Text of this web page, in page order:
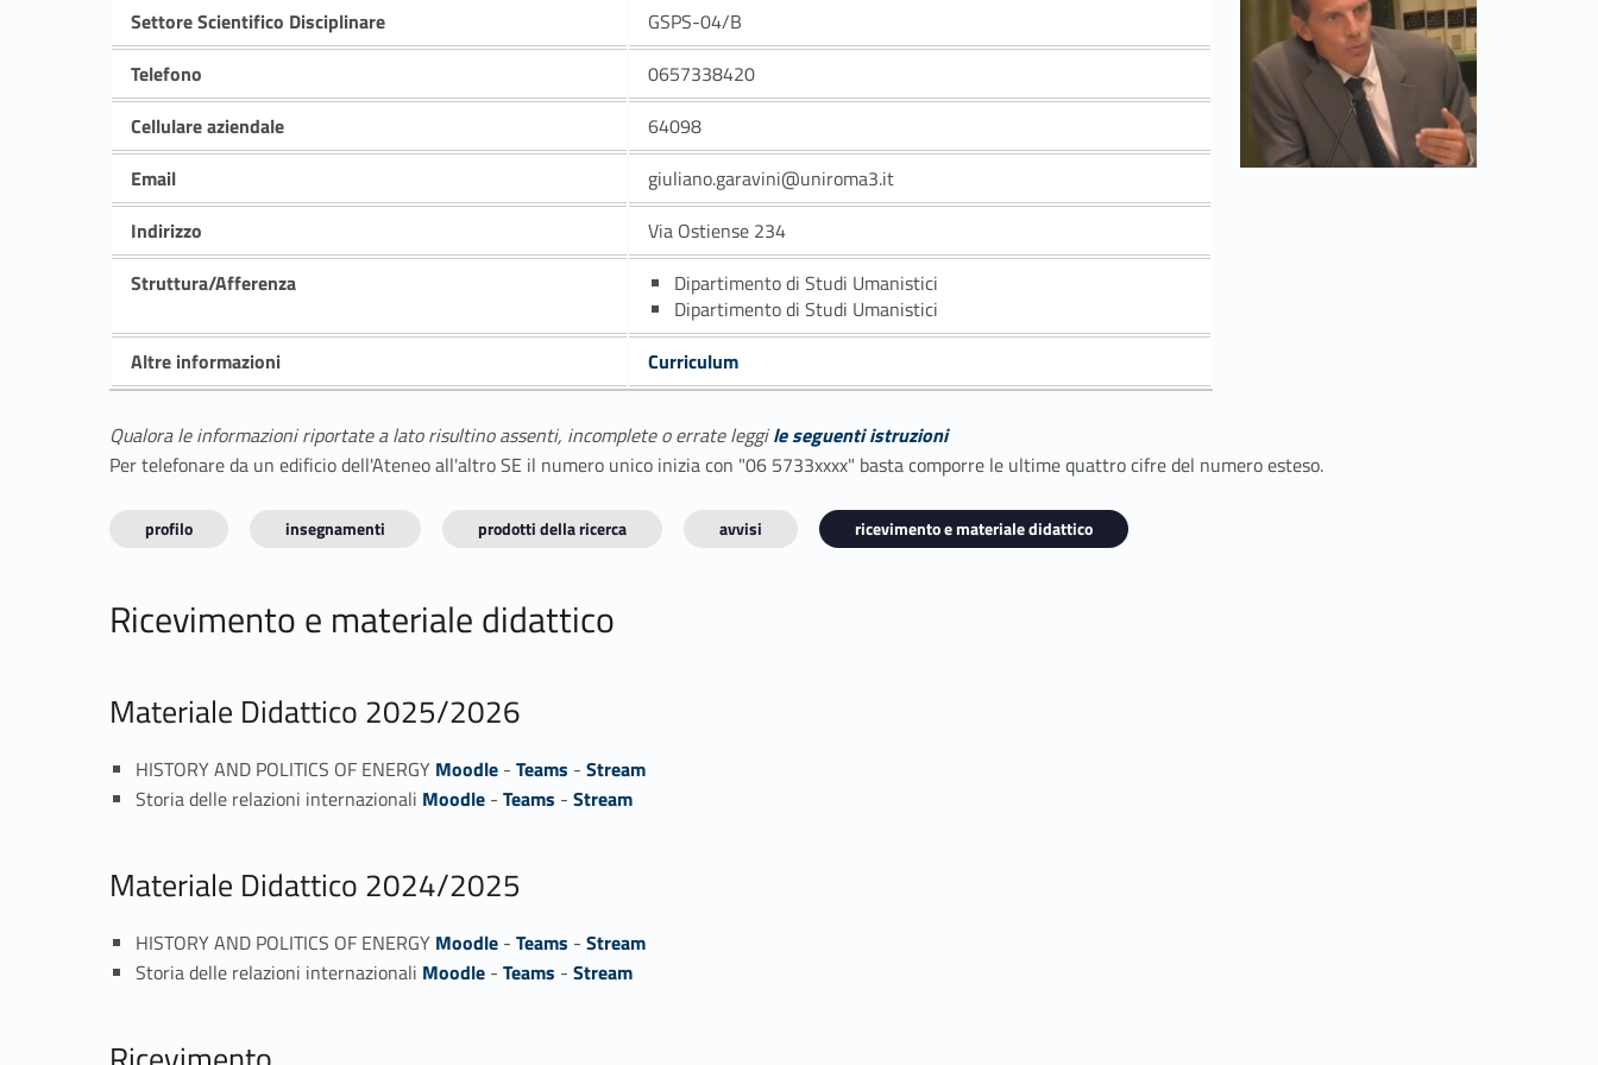
Settore Scientifico Disciplinare
GSPS-04/B
Telefono
0657338420
Cellulare aziendale
64098
Email
giuliano.garavini@uniroma3.it
Indirizzo
Via Ostiense 234
Struttura/Afferenza
Dipartimento di Studi Umanistici
Dipartimento di Studi Umanistici
Altre informazioni
Curriculum
Qualora le informazioni riportate a lato risultino assenti, incomplete o errate leggile seguenti istruzioni
Per telefonare da un edificio dell'Ateneo all'altro SE il numero unico inizia con "06 5733xxxx" basta comporre le ultime quattro cifre del numero esteso.
profilo insegnamenti prodotti della ricerca avvisi ricevimento e materiale didattico
Ricevimento e materiale didattico
Materiale Didattico 2025/2026
HISTORY AND POLITICS OF ENERGY Moodle -Teams -Stream
Storia delle relazioni internazionali Moodle -Teams -Stream
Materiale Didattico 2024/2025
HISTORY AND POLITICS OF ENERGY Moodle -Teams -Stream
Storia delle relazioni internazionali Moodle -Teams -Stream